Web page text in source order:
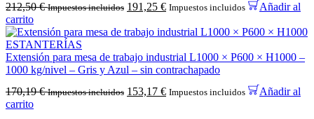
212,50€ Impuestos incluidos 191,25 € Impuestos incluidos
Añadir al
carrito
ESTANTERÍAS
Extensión para mesa de trabajo industrial L1000 × P600 × H1000 –
1000 kg/nivel – Gris y Azul – sin contrachapado
170,19€ Impuestos incluidos 153,17 € Impuestos incluidos
Añadir al
carrito